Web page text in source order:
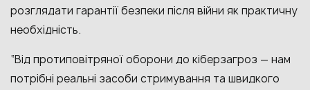
розглядати гарантії безпеки після війни як практичну
необхідність.
“Від протиповітряної оборони до кіберзагроз — нам
потрібні реальні засоби стримування та швидкого